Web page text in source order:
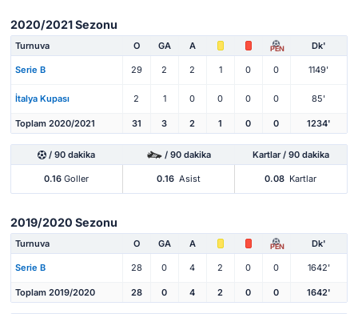
2020/2021 Sezonu
Turnuva O GA A PEN Dk'
Serie B 29 2 2 1 0 0 1149'
İtalya Kupası 2 1 0 0 0 0 85'
Toplam 2020/2021 31 3 2 1 0 0 1234'
/ 90 dakika / 90 dakika Kartlar / 90 dakika
0.16 Goller 0.16 Asist 0.08 Kartlar
2019/2020 Sezonu
Turnuva O GA A PEN Dk'
Serie B 28 0 4 2 0 0 1642'
Toplam 2019/2020 28 0 4 2 0 0 1642'